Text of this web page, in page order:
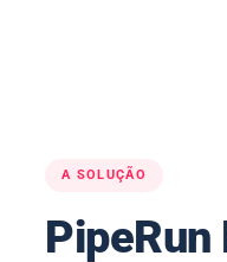
A SOLUÇÃO
PipeRun